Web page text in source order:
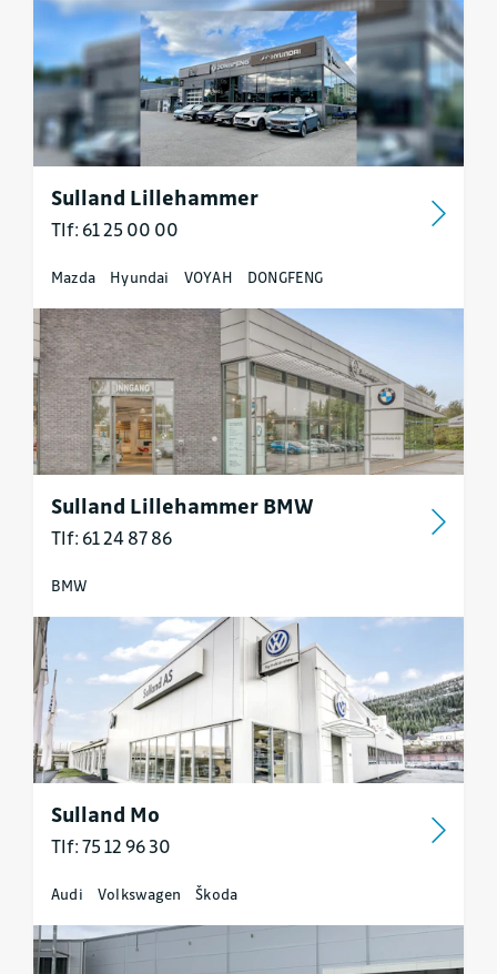
Sulland Lillehammer
Tlf: 61 25 00 00
Mazda Hyundai VOYAH DONGFENG
Sulland Lillehammer BMW
Tlf: 61 24 87 86
BMW
Sulland Mo
Tlf: 75 12 96 30
Audi Volkswagen Škoda